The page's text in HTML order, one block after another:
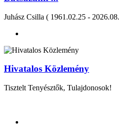
Juhász Csilla ( 1961.02.25 -
Hivatalos Közlemény
Tisztelt Tenyésztők, Tulajdonosok!